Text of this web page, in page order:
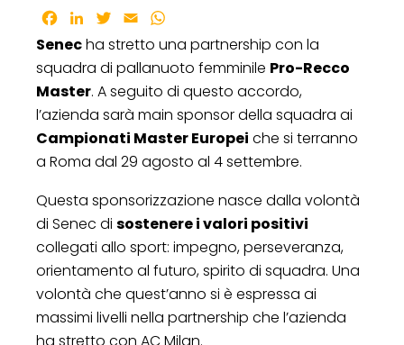
Facebook
LinkedInTwitter
Email
Senecha stretto una partnership con la
squadra di pallanuoto femminile Pro-Recco
Master. A seguito di questo accordo,
l’azienda sarà main sponsor della squadra ai
Campionati Master Europei che si terranno
a Roma dal 29 agosto al 4 settembre.
Questa sponsorizzazione nasce dalla volontà
di Senec di sostenere i valori positivi
collegati allo sport: impegno, perseveranza,
orientamento al futuro, spirito di squadra. Una
volontà che quest’anno si è espressa ai
massimi livelli nella partnership che l’azienda
ha stretto con AC Milan.